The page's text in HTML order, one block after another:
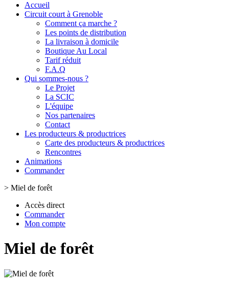
Accueil
Circuit court à Grenoble
Comment ça marche ?
Les points de distribution
La livraison à domicile
Boutique Au Local
Tarif réduit
F.A.Q
Qui sommes-nous ?
Le Projet
La SCIC
L'équipe
Nos partenaires
Contact
Les producteurs & productrices
Carte des producteurs & productrices
Rencontres
Animations
Commander
> Miel de forêt
Accès direct
Commander
Mon compte
Miel de forêt